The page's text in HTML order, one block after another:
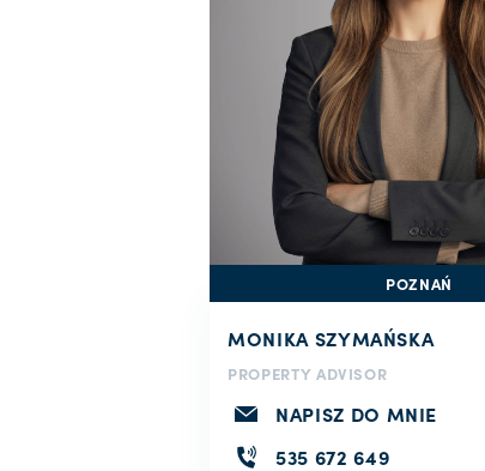
POZNAŃ
MONIKA SZYMAŃSKA
PROPERTY ADVISOR
NAPISZ DO MNIE
535 672 649